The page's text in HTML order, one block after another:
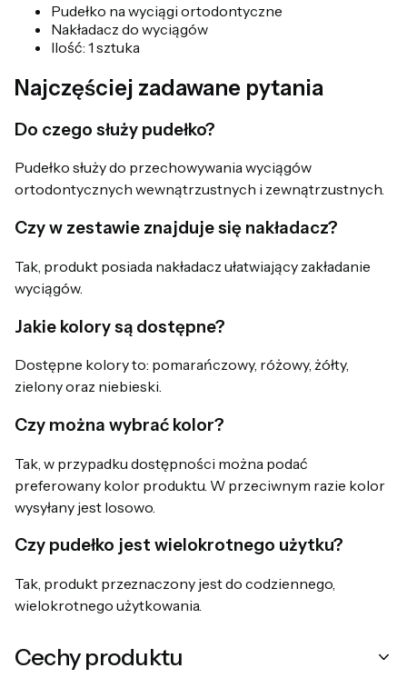
Pudełko na wyciągi ortodontyczne
Nakładacz do wyciągów
Ilość: 1 sztuka
Najczęściej zadawane pytania
Do czego służy pudełko?
Pudełko służy do przechowywania wyciągów
ortodontycznych wewnątrzustnych i zewnątrzustnych.
Czy w zestawie znajduje się nakładacz?
Tak, produkt posiada nakładacz ułatwiający zakładanie
wyciągów.
Jakie kolory są dostępne?
Dostępne kolory to: pomarańczowy, różowy, żółty,
zielony oraz niebieski.
Czy można wybrać kolor?
Tak, w przypadku dostępności można podać
preferowany kolor produktu. W przeciwnym razie kolor
wysyłany jest losowo.
Czy pudełko jest wielokrotnego użytku?
Tak, produkt przeznaczony jest do codziennego,
wielokrotnego użytkowania.
Cechy produktu